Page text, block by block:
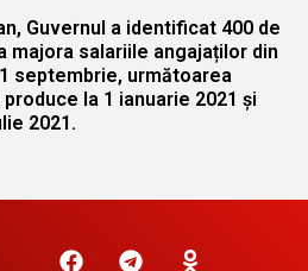
Guvernul a identificat 400 de
majora salariile angajaților din
septembrie, următoarea
la 1 ianuarie 2021 și
2021.